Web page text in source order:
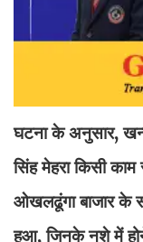
घटना के अनुसार,
सिंह मेहरा किसी
ओखलढूंगा बाजार के
हुआ, जिनके नशे में